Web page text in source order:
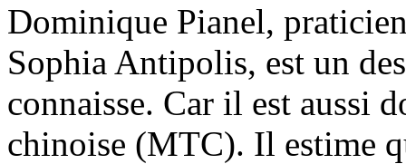
Dominique Pianel,
Sophia Antipolis, est un
connaisse. Car il est aussi
chinoise (MTC). Il estime